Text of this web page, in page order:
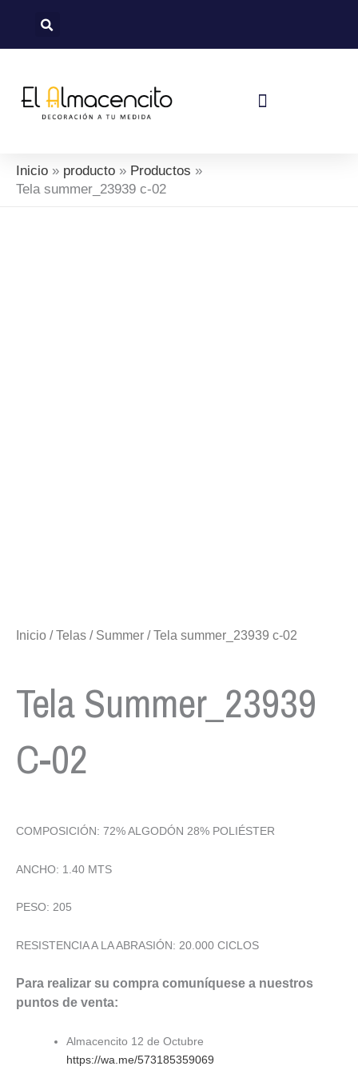
Inicio producto
Productos
Tela summer_23939 c-02
Inicio /Telas / Summer / Tela summer_23939 c-02
Tela Summer_23939
C-02
COMPOSICIÓN: 72% ALGODÓN 28% POLIÉSTER
ANCHO: 1.40 MTS
PESO: 205
RESISTENCIA A LA ABRASIÓN: 20.000 CICLOS
Para realizar su compra comuníquese a nuestros
puntos de venta:
Almacencito 12 de Octubre
https://wa.me/573185359069